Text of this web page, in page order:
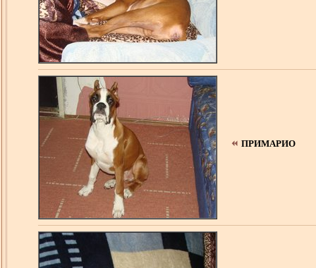
ПРИМАРИО